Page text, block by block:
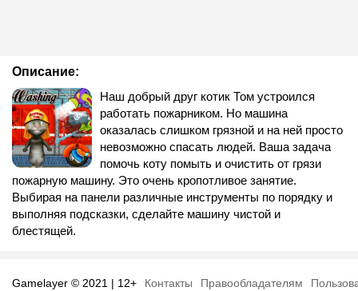
Описание:
Наш добрый друг котик Том устроился
работать пожарником. Но машина
оказалась слишком грязной и на ней просто
невозможно спасать людей. Ваша задача
помочь коту помыть и очистить от грязи
пожарную машину. Это очень кропотливое занятие.
Выбирая на панели различные инструменты по порядку и
выполняя подсказки, сделайте машину чистой и
блестящей.
Gamelayer © 2021 | 12+ Контакты Правообладателям